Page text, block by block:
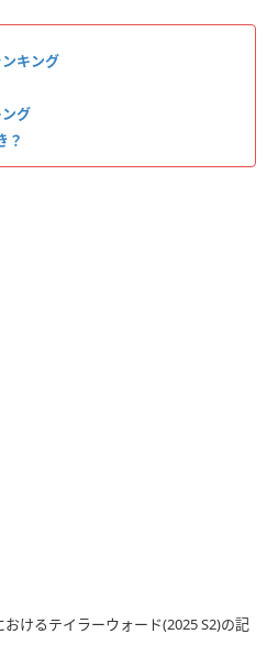
キング
グ
？
おけるテイラーウォード(2025 S2)の記